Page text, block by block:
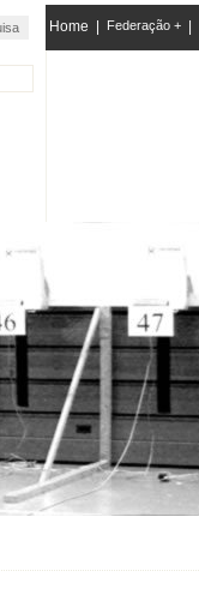
Home Federação +